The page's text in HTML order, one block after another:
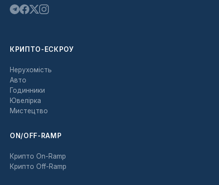
КРИПТО-ЕСКРОУ
Нерухомість
Авто
Годинники
Ювелірка
Мистецтво
ON/OFF-RAMP
Крипто On-Ramp
Крипто Off-Ramp